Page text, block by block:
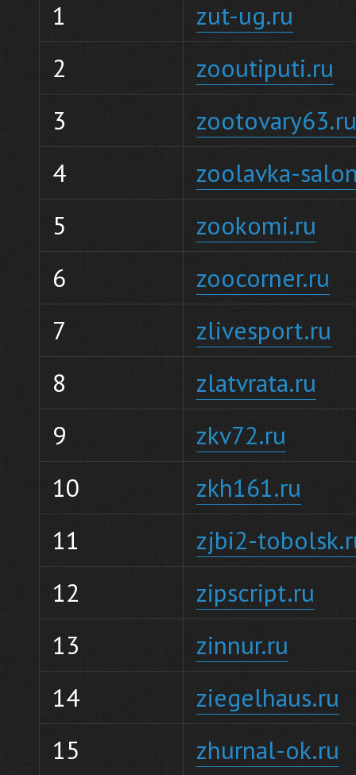
1
zut-ug.ru
2
zooutiputi.ru
3
zootovary63.ru
4
zoolavka-
5
zookomi.ru
6
zoocorner.ru
7
zlivesport.ru
8
zlatvrata.ru
9
zkv72.ru
10
zkh161.ru
11
zjbi2-
12
zipscript.ru
13
zinnur.ru
14
ziegelhaus.ru
15
zhurnal-ok.ru